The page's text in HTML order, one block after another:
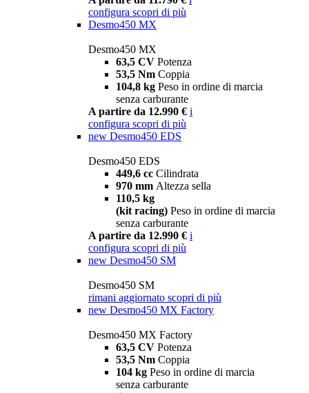
configura scopri di più
Desmo450 MX
Desmo450 MX
63,5 CV Potenza
53,5 Nm Coppia
104,8 kg Peso in ordine di marcia
senza carburante
A partire da 12.990 € i
configura scopri di più
new Desmo450 EDS
Desmo450 EDS
449,6 cc Cilindrata
970 mm Altezza sella
110,5 kg
(kit racing) Peso in ordine di marcia
senza carburante
A partire da 12.990 € i
configura scopri di più
new Desmo450 SM
Desmo450 SM
rimani aggiornato scopri di più
new Desmo450 MX Factory
Desmo450 MX Factory
63,5 CV Potenza
53,5 Nm Coppia
104 kg Peso in ordine di marcia
senza carburante